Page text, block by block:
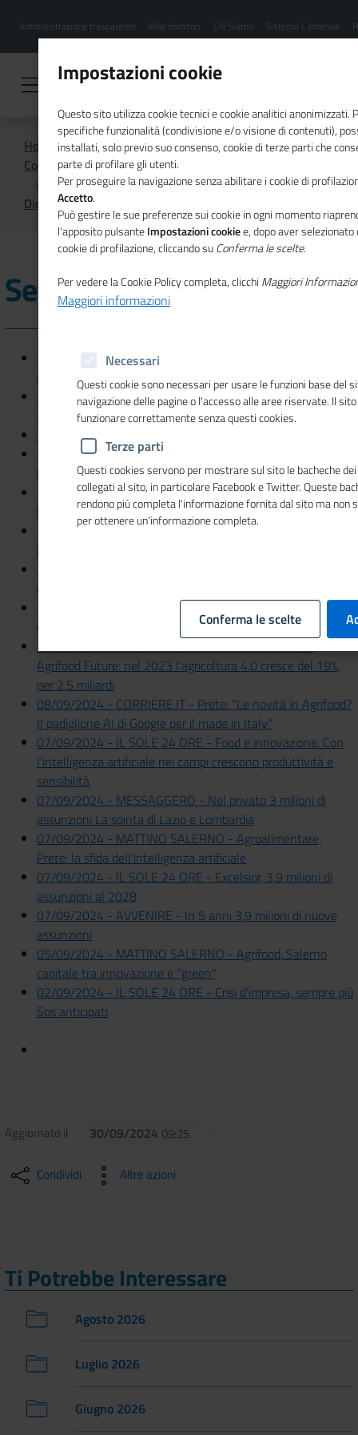
contenuto
Menu
hamburgher
Amministrazione trasparente Albo fornitori Chi Siamo Sistema Camerale
Home
Comunicazione istituzionale per il sistema camerale
Dicono di noi
Settembre 2024
30/09/2024 - ITALIA OGGI SETTE - L'economia sociale
crea lavoro
23/09/2024 - SOLE 24 ORE SCUOLA 24 - Mancano
30mila laureati l'anno: in testa Stem, economisti e medici
20/09/2024 - ITALIA OGGI - Cultura, crescono gli addetti
19/09/2024 - IL SOLE 24 ORE - Marchi, brevetti e disegni,
bandi al via tra ottobre e novembre
12/09/2024 - IL TEMPO - Il Dossier Unioncamere Perchè
le imprese assumono di più
12/09/2024 - ECONOMY - Transizione 5.0 istruzioni per
l'uso
chiaroscuro per le assunzioni
11/09/2024 - ITALIA OGGI - Intelligenza artificiale per il
cibo
10/09/2024 - LE CRONACHE DEL SALERNITANO -
Agrifood Future: nel 2023 l'agricoltura 4.0 cresce del 19%,
per 2,5 miliardi
08/09/2024 - CORRIERE.IT - Prete: "Le novità in Agrifood?
Il padiglione AI di Google per il made in Italy"
07/09/2024 - IL SOLE 24 ORE - Food e innovazione. Con
l'intelligenza artificiale nei campi crescono produttività e
sensibilità
07/09/2024 - MESSAGGERO - Nel privato 3 milioni di
assunzioni La spinta di Lazio e Lombardia
07/09/2024 - MATTINO SALERNO - Agroalimentare,
Prete: la sfida dell'intelligenza artificiale
07/09/2024 - IL SOLE 24 ORE - Excelsior, 3,9 milioni di
assunzioni al 2028
07/09/2024 - AVVENIRE - In 5 anni 3,9 milioni di nuove
assunzioni
05/09/2024 - MATTINO SALERNO - Agrifood, Salerno
capitale tra innovazione e "green"
02/09/2024 - IL SOLE 24 ORE - Crisi d'impresa, sempre più
Sos anticipati
Aggiornato il 30/09/2024 09:25
Condividi Altre azioni
Ti Potrebbe Interessare
Agosto 2026
Luglio 2026
Giugno 2026
Impostazioni cookie
Questo sito utilizza cookie tecnici e cookie analitici anonimizzati.
specifiche funzionalità (condivisione e/o visione di contenuti),
installati, solo previo suo consenso, cookie di terze parti che
parte di profilare gli utenti.
Per proseguire la navigazione senza abilitare i cookie di
Accetto.
Può gestire le sue preferenze sui cookie in ogni momento
l'apposito pulsanteImpostazioni cookiee, dopo aver
cookie di profilazione, cliccando suConferma le scelte.
Per vedere la Cookie Policy completa, clicchi Maggiori
Maggiori informazioni
Necessari
Questi cookie sono necessari per usare le funzioni base del
navigazione delle pagine o l'accesso alle aree riservate. Il
funzionare correttamente senza questi cookies.
Terze parti
Questi cookies servono per mostrare sul sito le bacheche
collegati al sito, in particolare Facebook e Twitter. Queste
rendono più completa l'informazione fornita dal sito ma non
per ottenere un'informazione completa.
Conferma le scelte